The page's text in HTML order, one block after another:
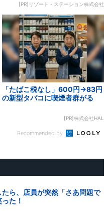
[PR]リゾート・ステーション株式会社
「たばこ税なし」600円→83円
の新型タバコに喫煙者群がる
[PR]株式会社HAL
Recommended by
たら、店員が突然「さあ問題で
た！